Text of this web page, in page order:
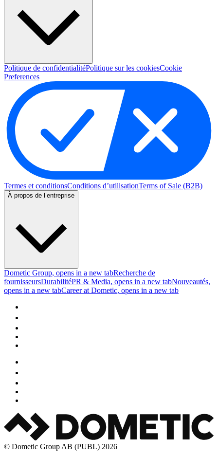
Politique de confidentialitéPolitique sur les cookiesCookie
Preferences
Termes et conditionsConditions d’utilisationTerms of Sale (B2B)
À propos de l’entreprise
Dometic Group, opens in a new tabRecherche de
fournisseursDurabilitéPR & Media, opens in a new tabNouveautés,
opens in a new tabCareer at Dometic, opens in a new tab
© Dometic Group AB (PUBL) 2026